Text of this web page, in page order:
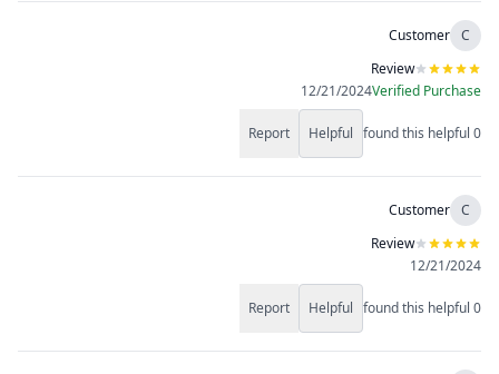
C
Customer
Review
Verified Purchase
12/21/2024
0
found this helpful
Helpful
Report
C
Customer
Review
12/21/2024
0
found this helpful
Helpful
Report